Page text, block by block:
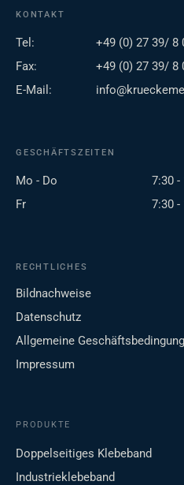
KONTAKT
Tel:
+49 (0) 27 39/ 8
Fax:
+49 (0) 27 39/ 8
E-Mail:
GESCHÄFTSZEITEN
Mo - Do
7:30 -
Fr
7:30 -
RECHTLICHES
Bildnachweise
Datenschutz
Allgemeine
Impressum
PRODUKTE
Doppelseitiges Klebeband
Industrieklebeband